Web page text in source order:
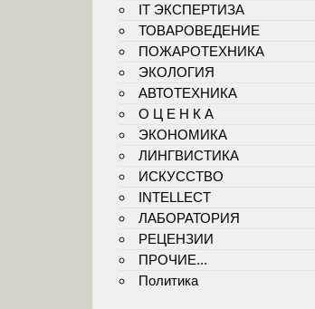
IT ЭКСПЕРТИЗА
ТОВАРОВЕДЕНИЕ
ПОЖАРОТЕХНИКА
ЭКОЛОГИЯ
АВТОТЕХНИКА
О Ц Е Н К А
ЭКОНОМИКА
ЛИНГВИСТИКА
ИСКУССТВО
INTELLECT
ЛАБОРАТОРИЯ
РЕЦЕНЗИИ
ПРОЧИЕ...
Политика